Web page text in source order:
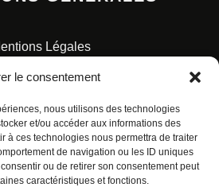
le consentement
nous utilisons des technologies
et/ou accéder aux informations des
à ces technologies nous permettra de traiter
de navigation ou les ID uniques
ou de retirer son consentement peut
caractéristiques et fonctions.
Légales
des données personnelles
URBAN COMICS POUR LES